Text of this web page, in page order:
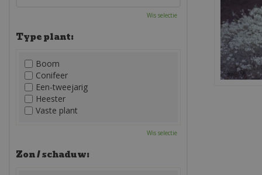
Wis selectie
Type plant:
Boom
Conifeer
Een-tweejarig
Heester
Vaste plant
Wis selectie
Zon / schaduw: